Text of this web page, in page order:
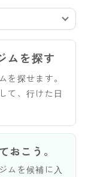
ムを探す
を探せます。
て、行けた日
おこう。
ムを候補に入